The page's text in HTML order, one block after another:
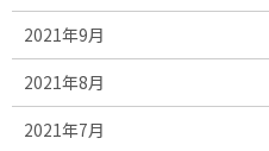
2021年9月
2021年8月
2021年7月